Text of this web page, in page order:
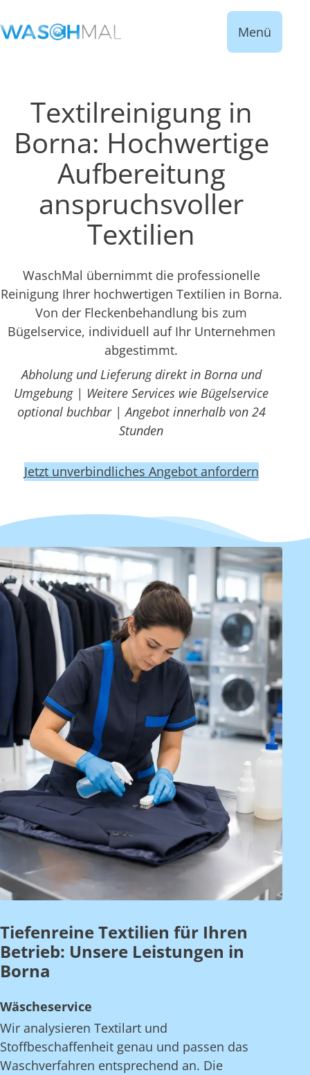
Menü
Textilreinigung in
Borna: Hochwertige
Aufbereitung
anspruchsvoller
Textilien
WaschMal übernimmt die professionelle
Reinigung Ihrer hochwertigen Textilien in Borna.
Von der Fleckenbehandlung bis zum
Bügelservice, individuell auf Ihr Unternehmen
abgestimmt.
Abholung und Lieferung direkt in Borna und
Umgebung | Weitere Services wie Bügelservice
optional buchbar | Angebot innerhalb von 24
Stunden
Jetzt unverbindliches Angebot anfordern
Tiefenreine Textilien für Ihren
Betrieb: Unsere Leistungen in
Borna
Wäscheservice
Wir analysieren Textilart und
Stoffbeschaffenheit genau und passen das
Waschverfahren entsprechend an. Die